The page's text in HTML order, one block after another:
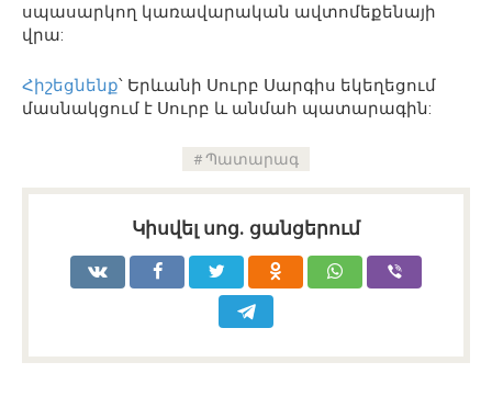
սպասարկող կառավարական ավտոմեքենայի
վրա:
Հիշեցնենք՝ Երևանի Սուրբ Սարգիս եկեղեցում
մասնակցում է Սուրբ և անմահ պատարագին:
Պատարագ
Կիսվել սոց․ ցանցերում